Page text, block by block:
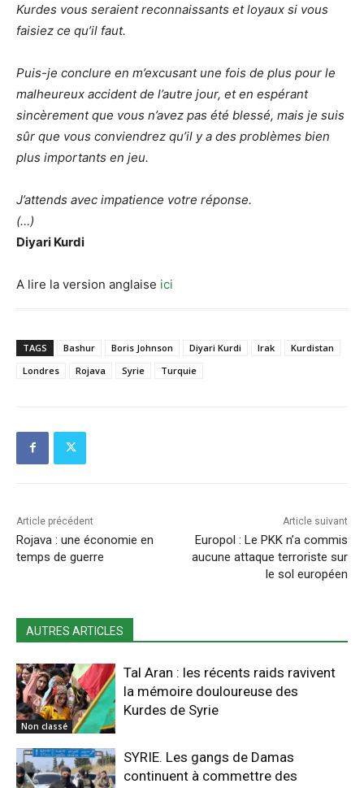
Kurdes vous seraient reconnaissants et loyaux si vous
faisiez ce qu’il faut.
Puis-je conclure en m’excusant une fois de plus pour le
malheureux accident de l’autre jour, et en espérant
sincèrement que vous n’avez pas été blessé, mais je suis
sûr que vous conviendrez qu’il y a des problèmes bien
plus importants en jeu.
J’attends avec impatience votre réponse.
(…)
Diyari Kurdi
A lire la version anglaise ici
TAGS Bashur Boris Johnson Diyari Kurdi Irak
Kurdistan
Londres
Rojava Syrie Turquie
Article précédent
Rojava : une économie en
temps de guerre
Article suivant
Europol : Le PKK n’a commis
aucune attaque terroriste sur
le sol européen
AUTRES ARTICLES
Non classé
Tal Aran : les récents raids ravivent
la mémoire douloureuse des
Kurdes de Syrie
SYRIE. Les gangs de Damas
continuent à commettre des